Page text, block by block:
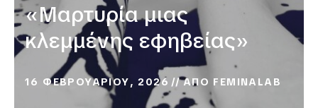
«Μαρτυρία μιας
κλεμμένης εφηβείας»
16 ΦΕΒΡΟΥΑΡΙΟΥ, 2026 ΑΠΟ FEMINALAB